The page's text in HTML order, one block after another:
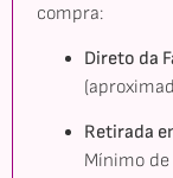
compra:
Direto da
Retirada
Mínimo de